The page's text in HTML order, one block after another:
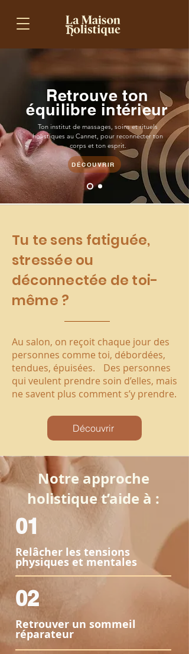
Retrouve ton
équilibre intérieur
Ton institut de massages, soins et rituels
holistiques au Cannet, pour reconnecter ton
corps et ton esprit.
DÉCOUVRIR
Tu te sens fatiguée,
stressée ou
déconnectée de toi-
même ?
Au salon, on reçoit chaque jour des
personnes comme toi, débordées,
tendues, épuisées. Des personnes
qui veulent prendre soin d’elles, mais
ne savent plus comment s’y prendre.
Découvrir
​Notre approche
holistique t’aide à :
01
Relâcher les tensions
physiques et mentales
02
Retrouver un sommeil
réparateur